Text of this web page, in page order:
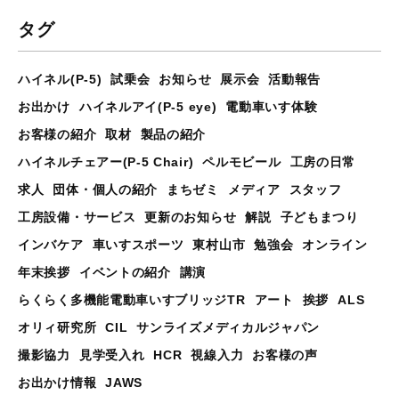
タグ
ハイネル(P-5) 試乗会 お知らせ 展示会
活動報告
お出かけ
ハイネルアイ(P-5 eye)
電動車いす体験
お客様の紹介
取材
製品の紹介
ハイネルチェアー(P-5 Chair)
ペルモビール
工房の日常
求人
団体・個人の紹介 まちゼミ メディア
スタッフ
工房設備・サービス
更新のお知らせ 解説
子どもまつり
インバケア
車いすスポーツ 東村山市 勉強会
オンライン
年末挨拶
イベントの紹介
講演
らくらく多機能電動車いすブリッジTR
アート 挨拶
ALS
オリィ研究所
CIL
サンライズメディカルジャパン
撮影協力
見学受入れ HCR 視線入力
お客様の声
お出かけ情報
JAWS